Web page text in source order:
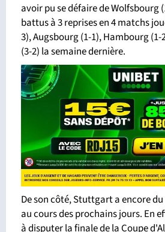
avoir pu se défaire de Wolfsbourg
battus à 3 reprises en 4 matchs
3), Augsbourg (1-1), Hambourg
(3-2) la semaine dernière.
De son côté, Stuttgart a encore
au cours des prochains jours. En
à disputer la finale de la Coupe